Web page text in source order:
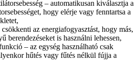
– automatikusan kiválasztja a
hogy elérje vagy fenntartsa a
az energiafogyasztást, hogy más,
berendezéseket is használni lehessen,
– az egység használható csak
hűtés vagy fűtés nélkül fújja a